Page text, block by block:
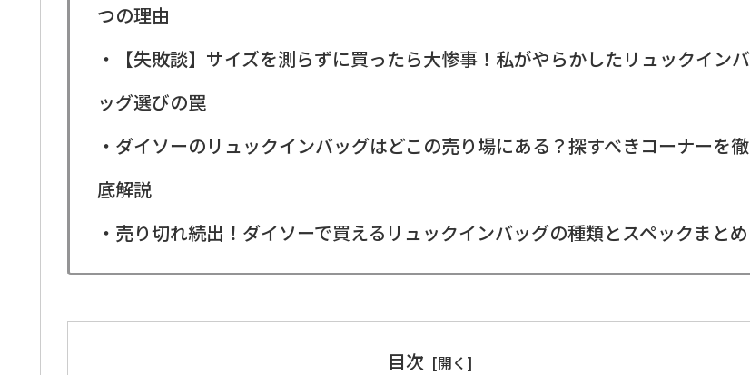
つの理由
・【失敗談】サイズを測らずに買ったら大惨事！私がやらかしたリュックインバ
ッグ選びの罠
・ダイソーのリュックインバッグはどこの売り場にある？探すべきコーナーを徹
底解説
・売り切れ続出！ダイソーで買えるリュックインバッグの種類とスペックまとめ
目次